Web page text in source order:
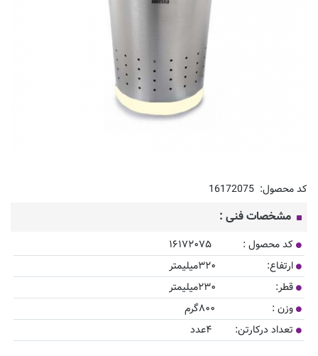
کد محصول: 16172075
مشخصات فنی :
کد محصول : ۱۶۱۷۲۰۷۵
ارتفاع: ۳۲۰میلیمتر
قطر: ۲۳۰میلیمتر
وزن : ۸۰۰گرم
تعداد درکارتن: ۴عدد